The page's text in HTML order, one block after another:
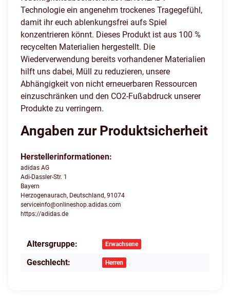
Technologie ein angenehm trockenes Tragegefühl,
damit ihr euch ablenkungsfrei aufs Spiel
konzentrieren könnt. Dieses Produkt ist aus 100 %
recycelten Materialien hergestellt. Die
Wiederverwendung bereits vorhandener Materialien
hilft uns dabei, Müll zu reduzieren, unsere
Abhängigkeit von nicht erneuerbaren Ressourcen
einzuschränken und den CO2-Fußabdruck unserer
Produkte zu verringern.
Angaben zur Produktsicherheit
Herstellerinformationen:
adidas AG
Adi-Dassler-Str. 1
Bayern
Herzogenaurach, Deutschland, 91074
serviceinfo@onlineshop.adidas.com
https://adidas.de
Produkteigenschaft
Wert
Altersgruppe: Erwachsene
Geschlecht: Herren